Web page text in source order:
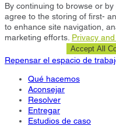
By continuing to browse or by
agree to the storing of first-
to enhance site navigation,
marketing efforts. Privacy
Accept All
Repensar el espacio de
Qué hacemos
Aconsejar
Resolver
Entregar
Estudios de caso